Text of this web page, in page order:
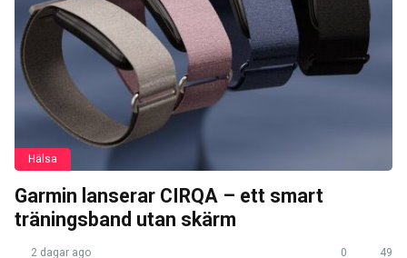
Hälsa
Garmin lanserar CIRQA – ett smart
träningsband utan skärm
2 dagar ago 0 49